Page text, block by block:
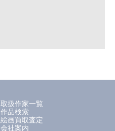
取扱作家一覧
作品検索
絵画買取査定
会社案内